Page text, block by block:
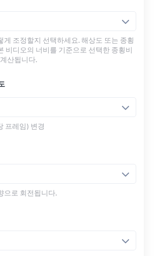
게 조정할지 선택하세요. 해상도 또는 종횡
비디오의 너비를 기준으로 선택한 종횡비
산됩니다.
프레임) 변경
으로 회전됩니다.